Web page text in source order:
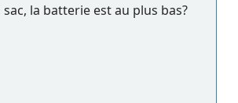
la batterie est au plus bas?